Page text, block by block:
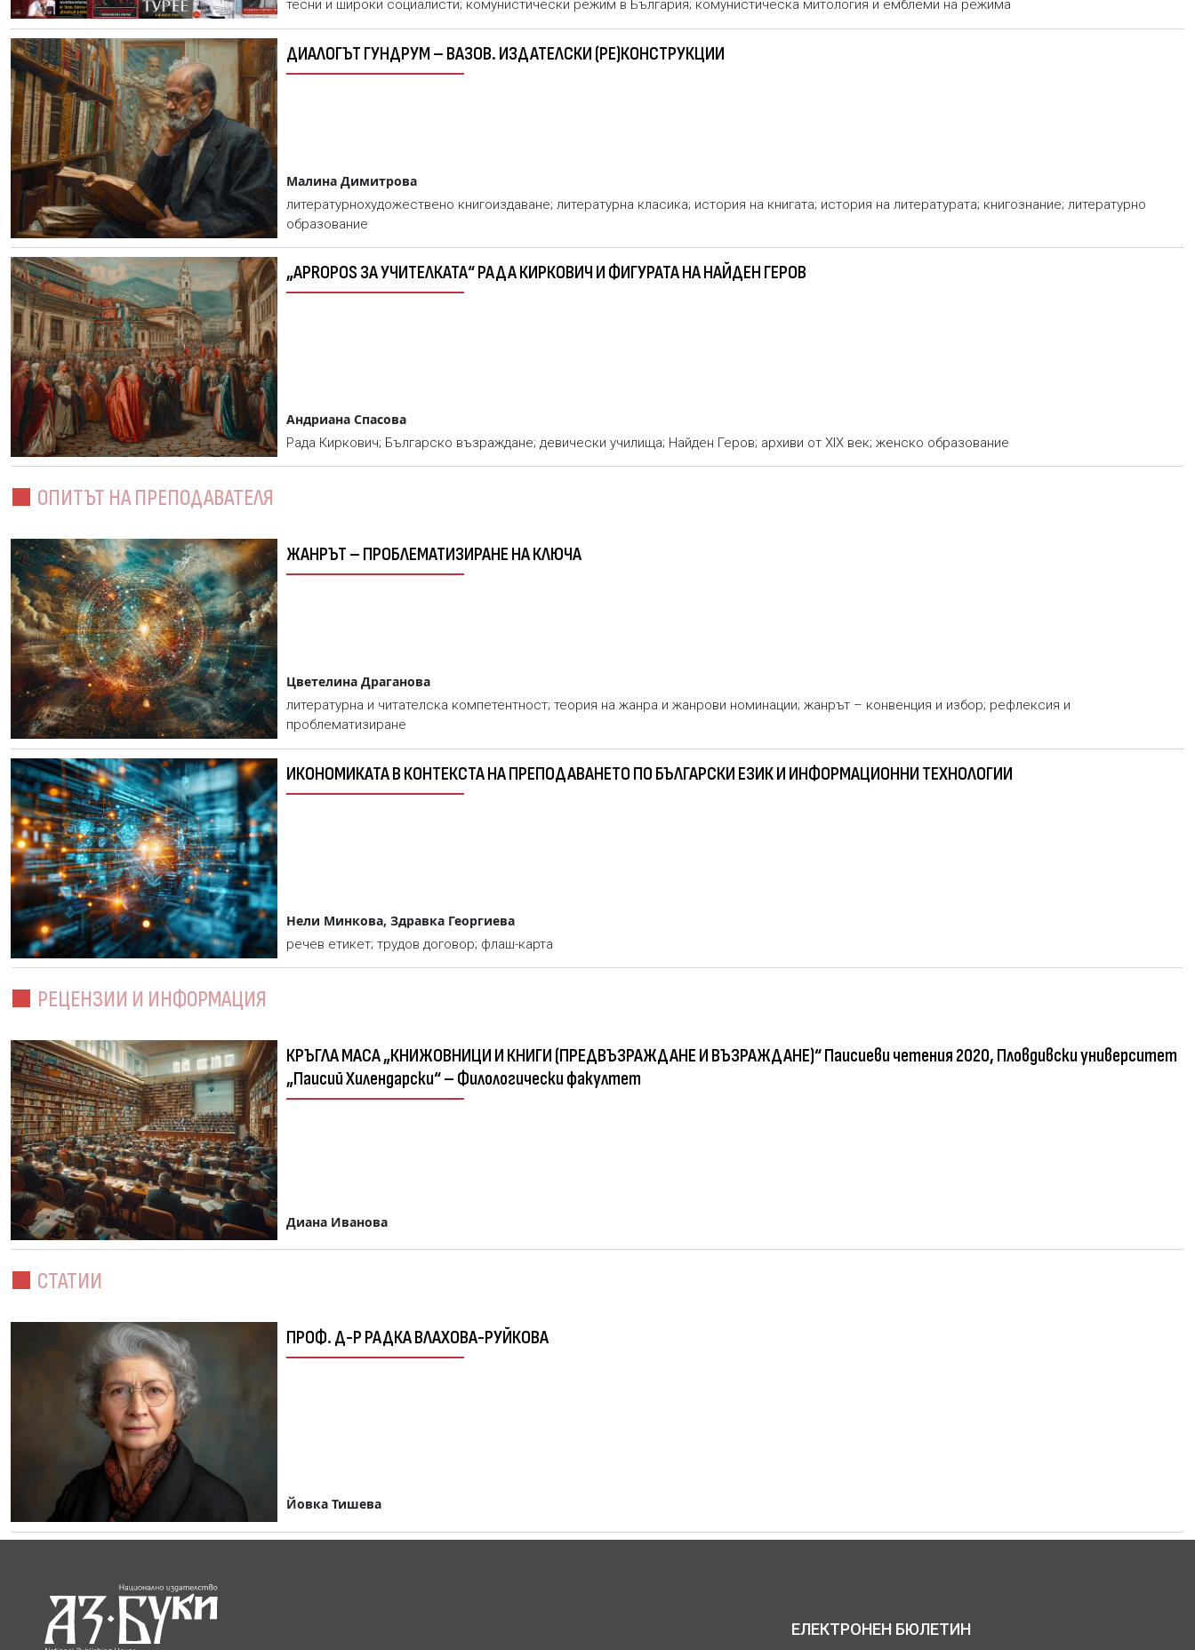
тесни и широки социалисти; комунистически режим в България; комунистическа митология и емблеми на режима
ДИАЛОГЪТ ГУНДРУМ – ВАЗОВ. ИЗДАТЕЛСКИ (РЕ)КОНСТРУКЦИИ
Малина Димитрова
литературнохудожествено книгоиздаване; литературна класика; история на книгата; история на литературата; книгознание; литературно
образование
„APROPOS ЗА УЧИТЕЛКАТА“ РАДА КИРКОВИЧ И ФИГУРАТА НА НАЙДЕН ГЕРОВ
Андриана Спасова
Рада Киркович; Българско възраждане; девически училища; Найден Геров; архиви от XIX век; женско образование
ОПИТЪТ НА ПРЕПОДАВАТЕЛЯ
ЖАНРЪТ – ПРОБЛЕМАТИЗИРАНЕ НА КЛЮЧА
Цветелина Драганова
литературна и читателска компетентност; теория на жанра и жанрови номинации; жанрът – конвенция и избор; рефлексия и
проблематизиране
ИКОНОМИКАТА В КОНТЕКСТА НА ПРЕПОДАВАНЕТО ПО БЪЛГАРСКИ ЕЗИК И ИНФОРМАЦИОННИ ТЕХНОЛОГИИ
Нели Минкова, Здравка Георгиева
речев етикет; трудов договор; флаш-карта
РЕЦЕНЗИИ И ИНФОРМАЦИЯ
КРЪГЛА МАСА „КНИЖОВНИЦИ И КНИГИ (ПРЕДВЪЗРАЖДАНЕ И ВЪЗРАЖДАНЕ)“ Паисиеви четения 2020, Пловдивски университет
„Паисий Хилендарски“ – Филологически факултет
Диана Иванова
СТАТИИ
ПРОФ. Д-Р РАДКА ВЛАХОВА-РУЙКОВА
Йовка Тишева
ЕЛЕКТРОНЕН БЮЛЕТИН